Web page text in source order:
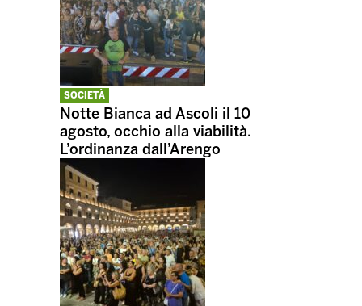
SOCIETÀ
Notte Bianca ad Ascoli il 10
agosto, occhio alla viabilità.
L’ordinanza dall’Arengo